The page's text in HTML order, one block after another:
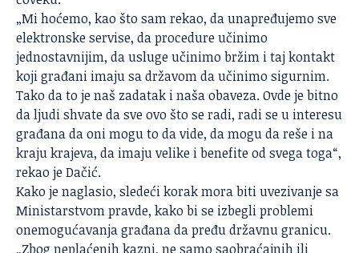
„Mi hoćemo, kao što sam rekao, da unapređujemo sve
elektronske servise, da procedure učinimo
jednostavnijim, da usluge učinimo bržim i taj kontakt
koji građani imaju sa državom da učinimo sigurnim.
Tako da to je naš zadatak i naša obaveza. Ovde je bitno
da ljudi shvate da sve ovo što se radi, radi se u interesu
građana da oni mogu to da vide, da mogu da reše i na
kraju krajeva, da imaju velike i benefite od svega toga“,
rekao je Dačić.
Kako je naglasio, sledeći korak mora biti uvezivanje sa
Ministarstvom pravde, kako bi se izbegli problemi
onemogućavanja građana da pređu državnu granicu.
„Zbog neplaćenih kazni, ne samo saobraćajnih ili